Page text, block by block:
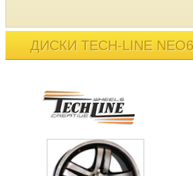
ДИСКИ TECH-LINE